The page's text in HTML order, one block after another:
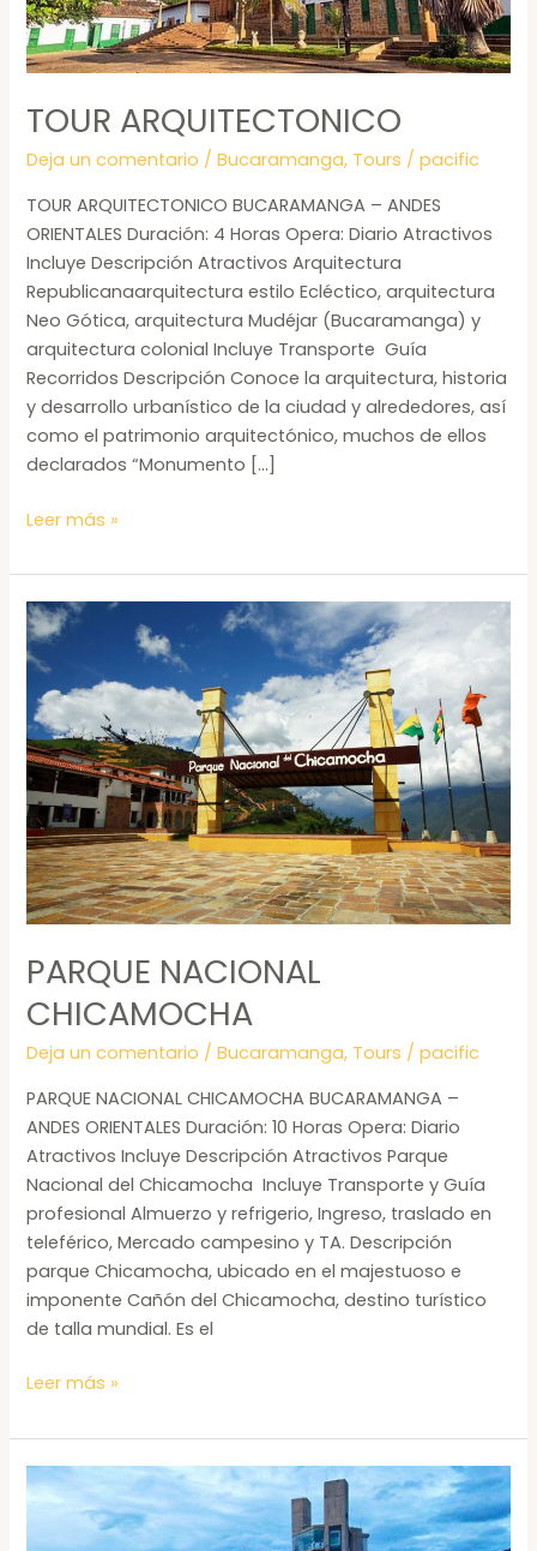
TOUR ARQUITECTONICO
Deja un comentario /Bucaramanga, Tours /pacific
TOUR ARQUITECTONICO BUCARAMANGA – ANDES
ORIENTALES Duración: 4 Horas Opera: Diario Atractivos
Incluye Descripción Atractivos Arquitectura
Republicanaarquitectura estilo Ecléctico, arquitectura
Neo Gótica, arquitectura Mudéjar (Bucaramanga) y
arquitectura colonial Incluye Transporte Guía
Recorridos Descripción Conoce la arquitectura, historia
y desarrollo urbanístico de la ciudad y alrededores, así
como el patrimonio arquitectónico, muchos de ellos
declarados “Monumento […]
Leer más »
PARQUE NACIONAL
CHICAMOCHA
Deja un comentario /Bucaramanga, Tours /pacific
PARQUE NACIONAL CHICAMOCHA BUCARAMANGA –
ANDES ORIENTALES Duración: 10 Horas Opera: Diario
Atractivos Incluye Descripción Atractivos Parque
Nacional del Chicamocha Incluye Transporte y Guía
profesional Almuerzo y refrigerio, Ingreso, traslado en
teleférico, Mercado campesino y TA. Descripción
parque Chicamocha, ubicado en el majestuoso e
imponente Cañón del Chicamocha, destino turístico
de talla mundial. Es el
PARQUE
NACIONAL
CHICAMOCHA
Leer más »
PARQUE
CERRO